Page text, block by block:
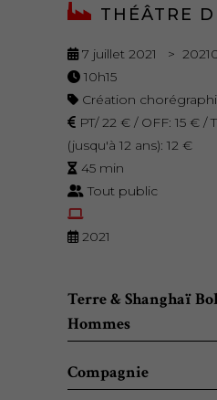
THÉÂTRE
7 juillet 2021 >
10h15
Création
PT/ 22 € / OFF: 15 € /
(jusqu'à 12 ans): 12 €
45 min
Tout public
2021
Terre & Shanghaï
Hommes
Compagnie